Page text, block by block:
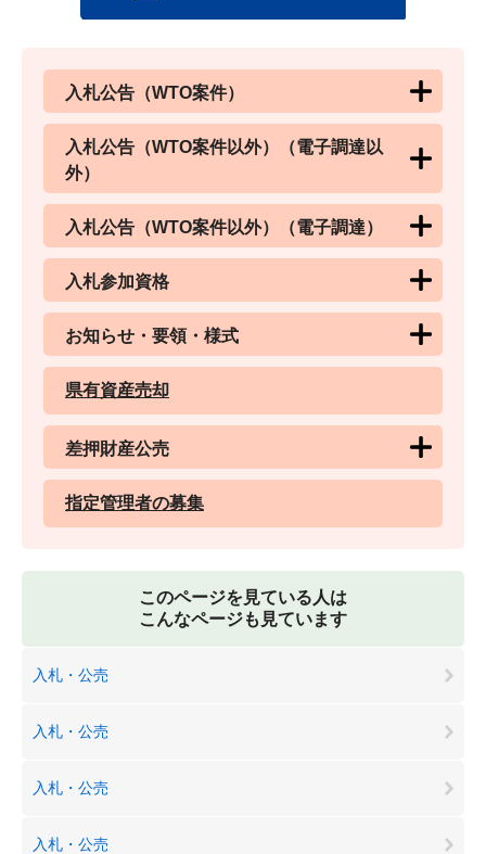
入札公告（WTO案件）
入札公告（WTO案件以外）（電子調達以
外）
入札公告（WTO案件以外）（電子調達）
入札参加資格
お知らせ・要領・様式
県有資産売却
差押財産公売
指定管理者の募集
このページを見ている人は
こんなページも見ています
入札・公売
入札・公売
入札・公売
入札・公売